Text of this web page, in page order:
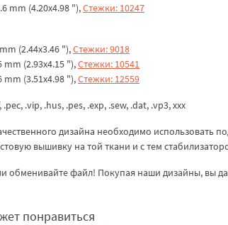
mm (4.20x4.98 "),Стежки: 10247
(2.44x3.46 "),Стежки: 9018
mm (2.93x4.15 "),Стежки: 10541
mm (3.51x4.98 "),Стежки: 12559
.vip, .hus, .pes, .exp, .sew, .dat, .vp3, xxx
дизайна необходимо использовать
вышивку на той ткани и с тем
обменивайте файл! Покупая наши дизайны, вы
понравиться